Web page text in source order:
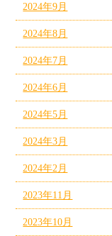
2024年9月
2024年8月
2024年7月
2024年6月
2024年5月
2024年3月
2024年2月
2023年11月
2023年10月